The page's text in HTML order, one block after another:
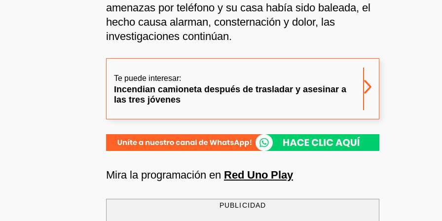
amenazas por teléfono y su casa había sido baleada, el
hecho causa alarman, consternación y dolor, las
investigaciones continúan.
Te puede interesar:
Incendian camioneta después de trasladar y asesinar a
las tres jóvenes
Mira la programación en Red Uno Play
PUBLICIDAD